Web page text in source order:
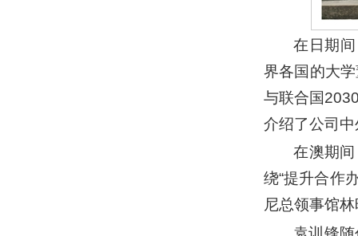
在日期
界各国的大学
与联合国
介绍了公司
在澳期
绕“提升合作
尼总领事馆